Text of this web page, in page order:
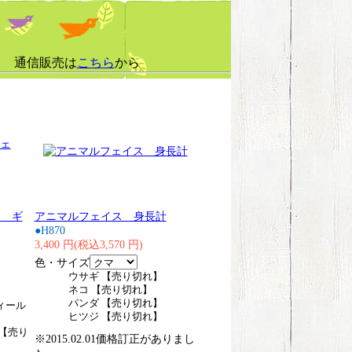
通信販売はこちらから
ギ
ール
売り
アニマルフェイス 身長計
●H870
3,400 円(税込3,570 円)
色・サイズ
ウサギ 【売り切れ】
ネコ 【売り切れ】
パンダ 【売り切れ】
ヒツジ 【売り切れ】
※2015.02.01価格訂正がありまし